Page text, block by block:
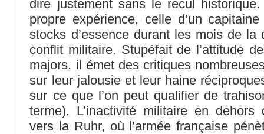
dire justement sans le recul
propre expérience, celle d’un
stocks d’essence durant les mois de
conflit militaire. Stupéfait de l’attitude
majors, il émet des critiques
sur leur jalousie et leur haine
sur ce que l’on peut qualifier de
terme). L’inactivité militaire en dehors
vers la Ruhr, où l’armée française